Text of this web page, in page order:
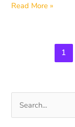
Read More »
1
e